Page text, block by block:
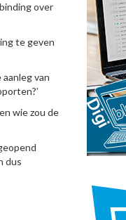
over
te geven
van
wie zou de
dus